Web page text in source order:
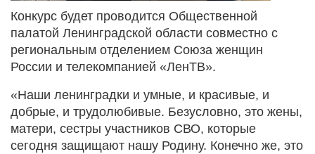
Конкурс будет проводится Общественной
палатой Ленинградской области совместно с
региональным отделением Союза женщин
России и телекомпанией «ЛенТВ».
«Наши ленинградки и умные, и красивые, и
добрые, и трудолюбивые. Безусловно, это жены,
матери, сестры участников СВО, которые
сегодня защищают нашу Родину. Конечно же, это